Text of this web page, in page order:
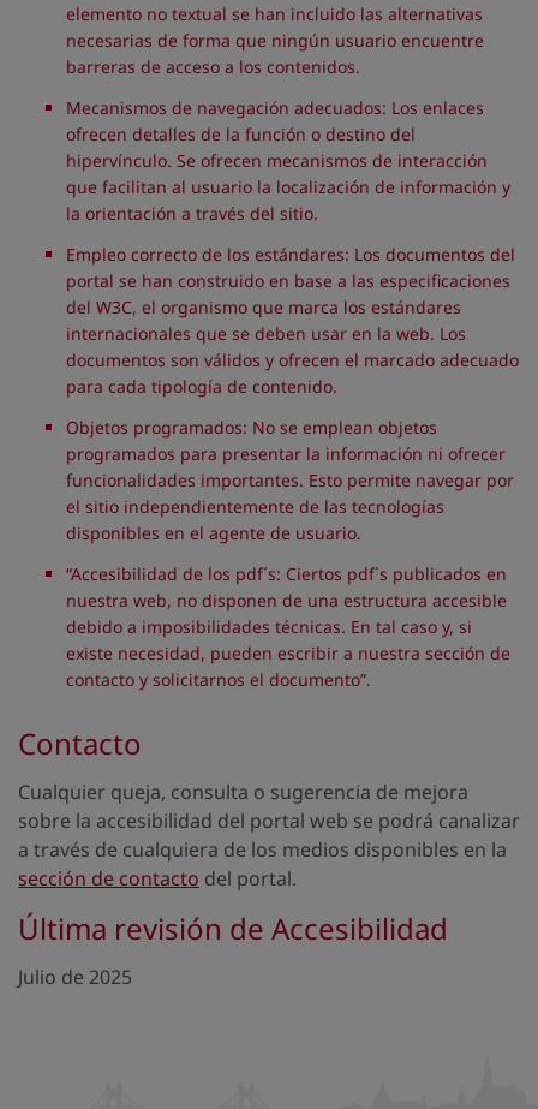
elemento no textual se han incluido las alternativas
necesarias de forma que ningún usuario encuentre
barreras de acceso a los contenidos.
Mecanismos de navegación adecuados: Los enlaces
ofrecen detalles de la función o destino del
hipervínculo. Se ofrecen mecanismos de interacción
que facilitan al usuario la localización de información y
la orientación a través del sitio.
Empleo correcto de los estándares: Los documentos del
portal se han construido en base a las especificaciones
del W3C, el organismo que marca los estándares
internacionales que se deben usar en la web. Los
documentos son válidos y ofrecen el marcado adecuado
para cada tipología de contenido.
Objetos programados: No se emplean objetos
programados para presentar la información ni ofrecer
funcionalidades importantes. Esto permite navegar por
el sitio independientemente de las tecnologías
disponibles en el agente de usuario.
“Accesibilidad de los pdf´s: Ciertos pdf´s publicados en
nuestra web, no disponen de una estructura accesible
debido a imposibilidades técnicas. En tal caso y, si
existe necesidad, pueden escribir a nuestra sección de
contacto y solicitarnos el documento”.
Contacto
Cualquier queja, consulta o sugerencia de mejora
sobre la accesibilidad del portal web se podrá canalizar
a través de cualquiera de los medios disponibles en la
sección de contacto del portal.
Última revisión de Accesibilidad
Julio de 2025